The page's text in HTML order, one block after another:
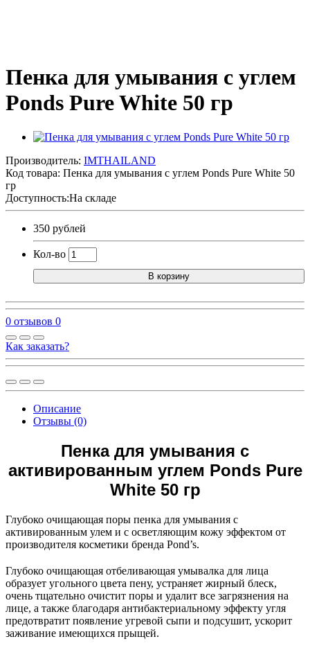
Пенка для умывания с углем
Ponds Pure White 50 гр
Производитель: IMTHAILAND
Код товара: Пенка для умывания с углем Ponds Pure White 50
гр
Доступность:На складе
350 рублей
Кол-во
В корзину
0 отзывов 0
Как заказать?
Описание
Отзывы (0)
Пенка для умывания с
активированным углем Ponds Pure
White 50 гр
Глубоко очищающая поры пенка для умывания с
активированным улем и с осветляющим кожу эффектом от
производителя косметики бренда Pond’s.
Глубоко очищающая отбеливающая умывалка для лица
образует угольного цвета пену, устраняет жирный блеск,
очень тщательно очистит поры и удалит все загрязнения на
лице, а также благодаря антибактериальному эффекту угля
предотвратит появление угревой сыпи и подсушит, ускорит
заживание имеющихся прыщей.